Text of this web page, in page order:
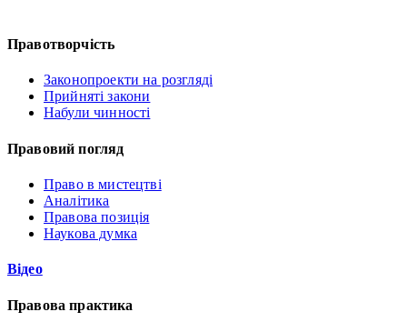
Правотворчість
Законопроекти на розгляді
Прийняті закони
Набули чинності
Правовий погляд
Право в мистецтві
Аналітика
Правова позиція
Наукова думка
Відео
Правова практика